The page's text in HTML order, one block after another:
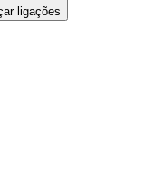
ligações